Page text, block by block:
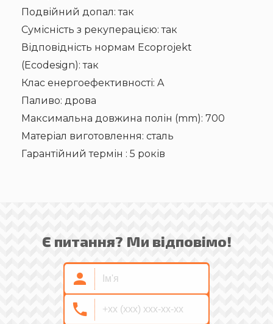
Подвійний допал: так
Сумісність з рекуперацією: так
Відповідність нормам Ecoprojekt
(Ecodesign): так
Клас енергоефективності: A
Паливо: дрова
Максимальна довжина полін (mm): 700
Матеріал виготовлення: сталь
Гарантійний термін : 5 років
Є питання? Ми відповімо!